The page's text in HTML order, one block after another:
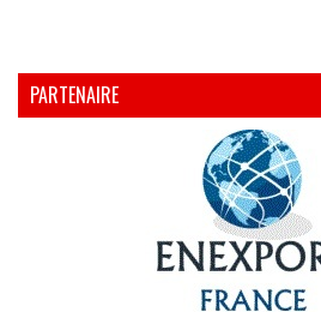
PARTENAIRE